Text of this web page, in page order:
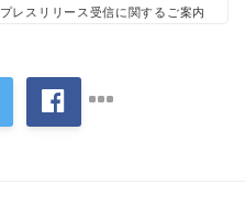
プレスリリース受信に関するご案内